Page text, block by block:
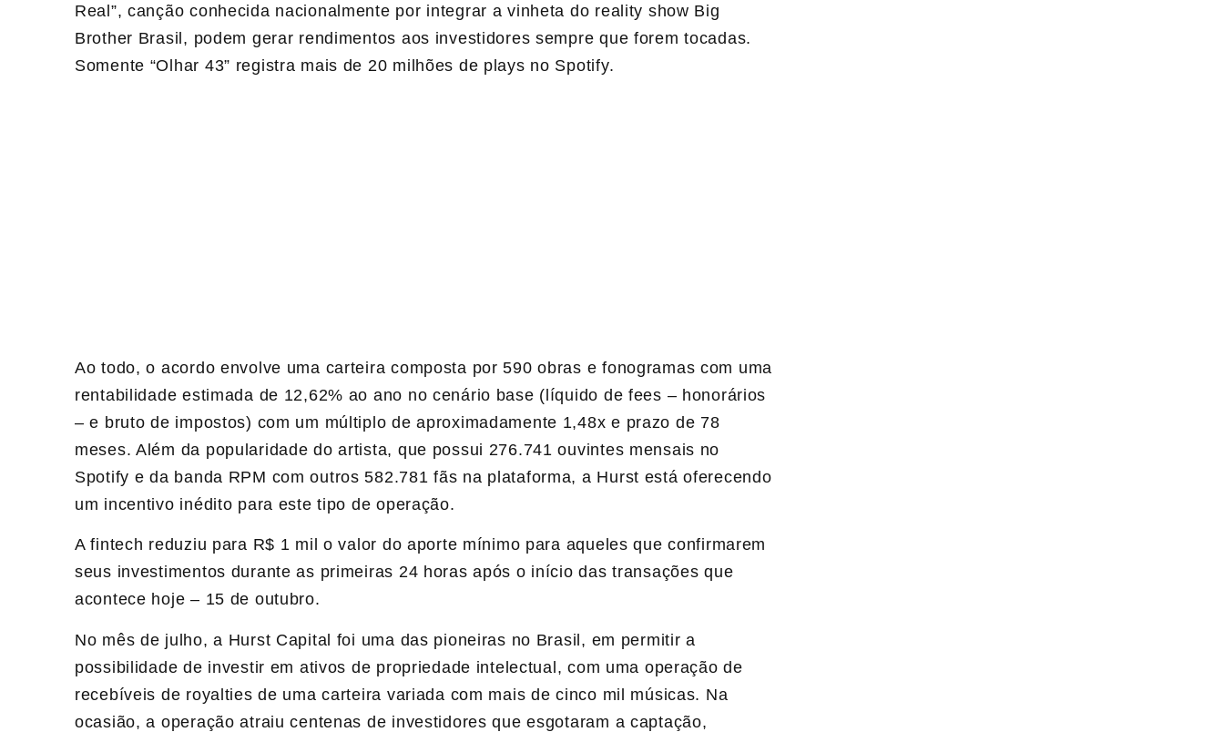
Real”, canção conhecida nacionalmente por integrar a vinheta do reality show Big
Brother Brasil, podem gerar rendimentos aos investidores sempre que forem tocadas.
Somente “Olhar 43” registra mais de 20 milhões de plays no Spotify.
Ao todo, o acordo envolve uma carteira composta por 590 obras e fonogramas com uma
rentabilidade estimada de 12,62% ao ano no cenário base (líquido de fees – honorários
– e bruto de impostos) com um múltiplo de aproximadamente 1,48x e prazo de 78
meses. Além da popularidade do artista, que possui 276.741 ouvintes mensais no
Spotify e da banda RPM com outros 582.781 fãs na plataforma, a Hurst está oferecendo
um incentivo inédito para este tipo de operação.
A fintech reduziu para R$ 1 mil o valor do aporte mínimo para aqueles que confirmarem
seus investimentos durante as primeiras 24 horas após o início das transações que
acontece hoje – 15 de outubro.
No mês de julho, a Hurst Capital foi uma das pioneiras no Brasil, em permitir a
possibilidade de investir em ativos de propriedade intelectual, com uma operação de
recebíveis de royalties de uma carteira variada com mais de cinco mil músicas. Na
ocasião, a operação atraiu centenas de investidores que esgotaram a captação,